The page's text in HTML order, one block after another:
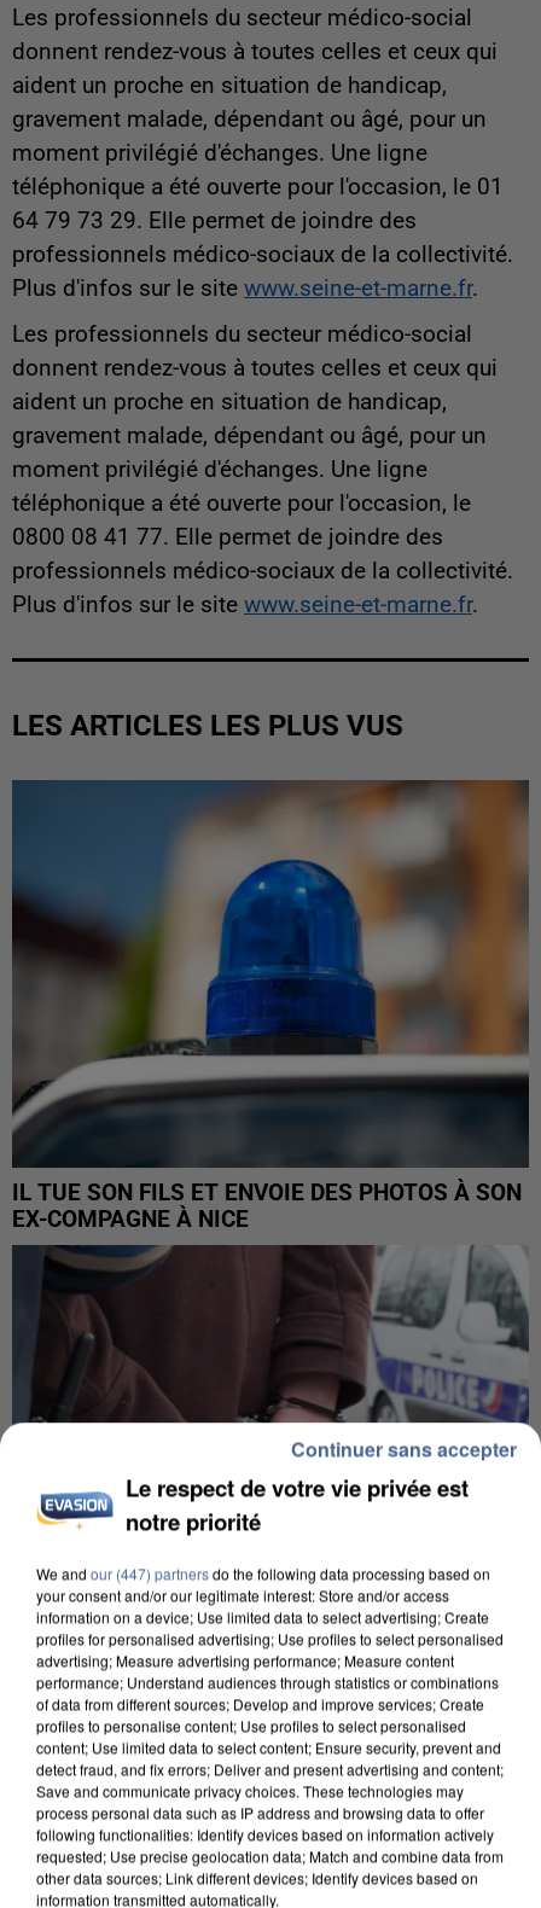
Les professionnels du secteur médico-social
donnent rendez-vous à toutes celles et ceux qui
aident un proche en situation de handicap,
gravement malade, dépendant ou âgé, pour un
moment privilégié d'échanges. Une ligne
téléphonique a été ouverte pour l'occasion, le 01
64 79 73 29. Elle permet de joindre des
professionnels médico-sociaux de la collectivité.
Plus d'infos sur le site www.seine-et-marne.fr.
Les professionnels du secteur médico-social
donnent rendez-vous à toutes celles et ceux qui
aident un proche en situation de handicap,
gravement malade, dépendant ou âgé, pour un
moment privilégié d'échanges. Une ligne
téléphonique a été ouverte pour l'occasion, le
0800 08 41 77. Elle permet de joindre des
professionnels médico-sociaux de la collectivité.
Plus d'infos sur le site www.seine-et-marne.fr.
LES ARTICLES LES PLUS VUS
IL TUE SON FILS ET ENVOIE DES PHOTOS À SON
EX-COMPAGNE À NICE
L’UN DES FONDATEURS SUPPOSÉS DE LA DZ
MAFIA INTERPELLÉ EN ALGÉRIE
Le respect de votre vie privée est
notre priorité
We and our (447) partnersdo the following data processing based on
your consent and/or our legitimate interest: Store and/or access
information on a device; Use limited data to select advertising; Create
profiles for personalised advertising; Use profiles to select personalised
advertising; Measure advertising performance; Measure content
performance; Understand audiences through statistics or combinations
of data from different sources; Develop and improve services; Create
profiles to personalise content; Use profiles to select personalised
content; Use limited data to select content; Ensure security, prevent and
detect fraud, and fix errors; Deliver and present advertising and content;
Save and communicate privacy choices. These technologies may
process personal data such as IP address and browsing data to offer
following functionalities: Identify devices based on information actively
requested; Use precise geolocation data; Match and combine data from
other data sources; Link different devices; Identify devices based on
information transmitted automatically.
Continuer sans accepter